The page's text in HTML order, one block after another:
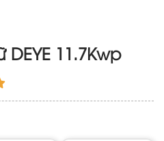
11.7Kwp